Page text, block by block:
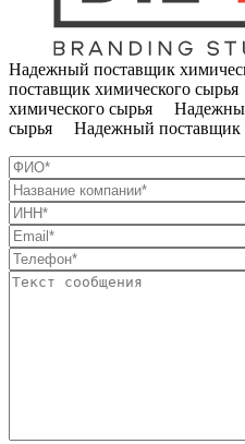
Надежный поставщик
поставщик химического
химического сырья
сырья Надежный поставщик